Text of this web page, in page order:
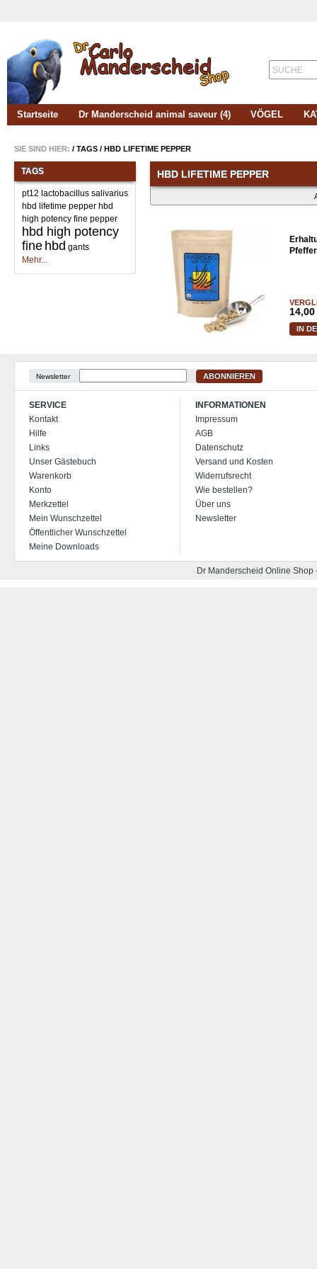
SUCHE
Startseite Dr Manderscheid animal saveur (4) VÖGEL
SIE SIND HIER: / TAGS / HBD LIFETIME PEPPER
TAGS
pt12 lactobacillus salivarius
hbd lifetime pepper hbd
high potency fine pepper
hbd high potency
fine hbd gants
Mehr...
HBD LIFETIME PEPPER
IN
Newsletter ABONNIEREN
SERVICE
Kontakt
Hilfe
Links
Unser Gästebuch
Warenkorb
Konto
Merkzettel
Mein Wunschzettel
Öffentlicher Wunschzettel
Meine Downloads
INFORMATIONEN
Impressum
AGB
Datenschutz
Versand und Kosten
Widerrufsrecht
Wie bestellen?
Über uns
Newsletter
Dr Manderscheid Online